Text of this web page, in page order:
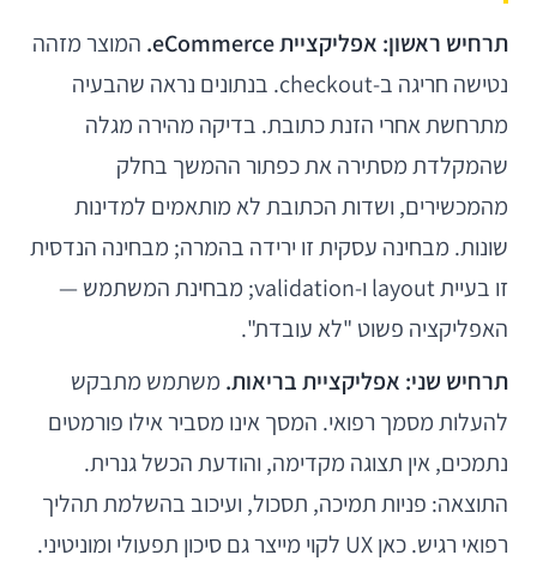
תרחיש ראשון: אפליקציית eCommerce.
המוצר מזהה
נטישה חריגה ב-checkout. בנתונים נראה שהבעיה
מתרחשת אחרי הזנת כתובת. בדיקה מהירה מגלה
שהמקלדת מסתירה את כפתור ההמשך בחלק
מהמכשירים, ושדות הכתובת לא מותאמים למדינות
שונות. מבחינה עסקית זו ירידה בהמרה; מבחינה הנדסית
זו בעיית layout ו-validation; מבחינת המשתמש —
האפליקציה פשוט "לא עובדת".
תרחיש שני: אפליקציית בריאות. משתמש מתבקש
להעלות מסמך רפואי. המסך אינו מסביר אילו פורמטים
נתמכים, אין תצוגה מקדימה, והודעת הכשל גנרית.
התוצאה: פניות תמיכה, תסכול, ועיכוב בהשלמת תהליך
רפואי רגיש. כאן UX לקוי מייצר גם סיכון תפעולי ומוניטיני.